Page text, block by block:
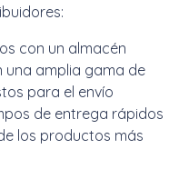
con un almacén
amplia gama de
para el envío
de entrega rápidos
los productos más